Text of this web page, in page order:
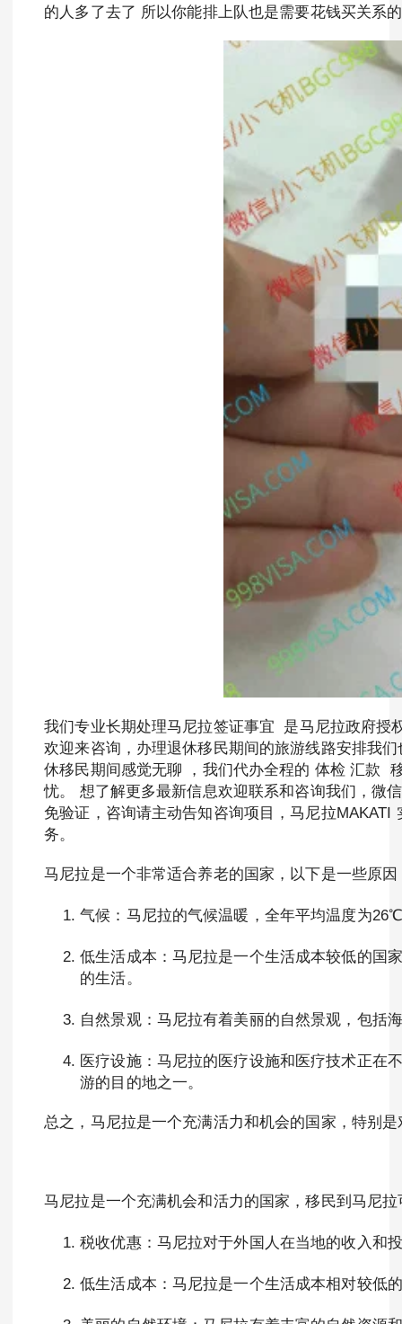
的人多了去了 所以你能排上队也是需要花钱买关系
我们专业长期处理马尼拉签证事宜 是马尼拉政府授
欢迎来咨询，办理退休移民期间的旅游线路安排我
休移民期间感觉无聊 ，我们代办全程的 体检 汇款
忧。 想了解更多最新信息欢迎联系和咨询我们，微
免验证，咨询请主动告知咨询项目，马尼拉
务。
马尼拉是一个非常适合养老的国家，以下是一些原因
气候：马尼拉的气候温暖，全年平均温度为
低生活成本：马尼拉是一个生活成本较低的国
的生活。
自然景观：马尼拉有着美丽的自然景观，包括
医疗设施：马尼拉的医疗设施和医疗技术正在
游的目的地之一。
总之，马尼拉是一个充满活力和机会的国家，特别
马尼拉是一个充满机会和活力的国家，移民到马尼
税收优惠：马尼拉对于外国人在当地的收入和
低生活成本：马尼拉是一个生活成本相对较低